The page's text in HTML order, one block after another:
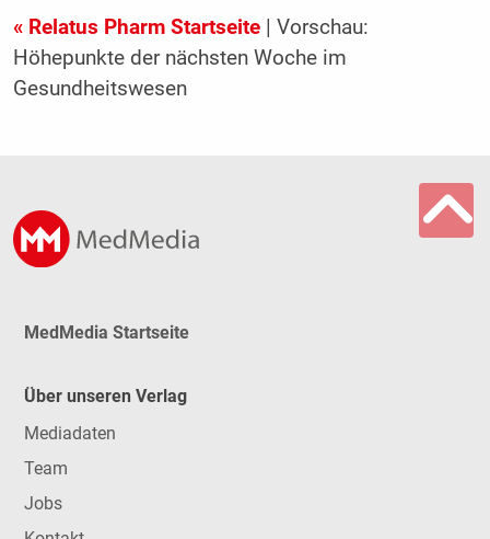
« Relatus Pharm Startseite| Vorschau:
Höhepunkte der nächsten Woche im
Gesundheitswesen
MedMedia Startseite
Über unseren Verlag
Mediadaten
Team
Jobs